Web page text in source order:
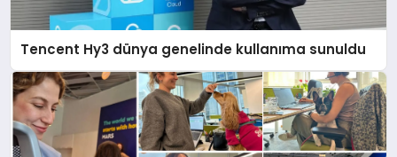
Tencent Hy3 dünya genelinde kullanıma sunuldu